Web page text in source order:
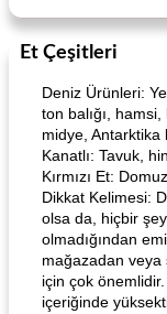
Et Çeşitleri
Deniz Ürünleri:
ton balığı,
midye, Antarktika
Kanatlı: Tavuk,
Kırmızı Et:
Dikkat Kelimesi:
olsa da, hiçbir
olmadığından
mağazadan veya
için çok
içeriğinde